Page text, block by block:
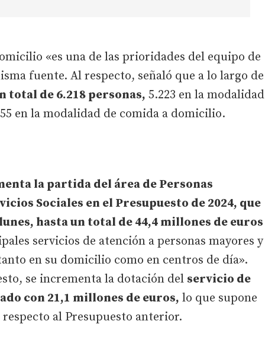
«es una de las prioridades del equipo de
fuente. Al respecto, señaló que a lo largo de
total de 6.218 personas, 5.223 en la modalidad
en la modalidad de comida a domicilio.
la partida del área de Personas
Sociales en el Presupuesto de 2024, que
hasta un total de 44,4 millones de euros
servicios de atención a personas mayores y
en su domicilio como en centros de día».
se incrementa la dotación del servicio de
con 21,1 millones de euros, lo que supone
al Presupuesto anterior.